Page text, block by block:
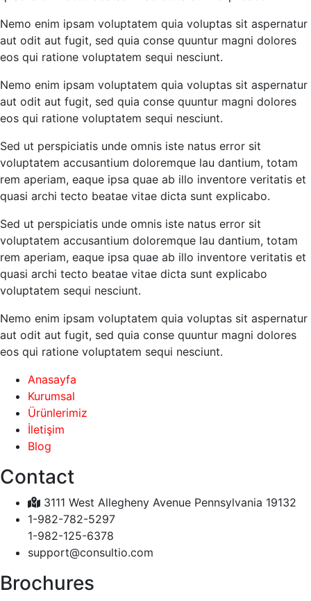
Nemo enim ipsam voluptatem quia voluptas sit aspernatur
aut odit aut fugit, sed quia conse quuntur magni dolores
eos qui ratione voluptatem sequi nesciunt.
Nemo enim ipsam voluptatem quia voluptas sit aspernatur
aut odit aut fugit, sed quia conse quuntur magni dolores
eos qui ratione voluptatem sequi nesciunt.
Sed ut perspiciatis unde omnis iste natus error sit
voluptatem accusantium doloremque lau dantium, totam
rem aperiam, eaque ipsa quae ab illo inventore veritatis et
quasi archi tecto beatae vitae dicta sunt explicabo.
Sed ut perspiciatis unde omnis iste natus error sit
voluptatem accusantium doloremque lau dantium, totam
rem aperiam, eaque ipsa quae ab illo inventore veritatis et
quasi archi tecto beatae vitae dicta sunt explicabo
voluptatem sequi nesciunt.
Nemo enim ipsam voluptatem quia voluptas sit aspernatur
aut odit aut fugit, sed quia conse quuntur magni dolores
eos qui ratione voluptatem sequi nesciunt.
Anasayfa
Kurumsal
Ürünlerimiz
İletişim
Blog
Contact
3111 West Allegheny Avenue Pennsylvania 19132
1-982-782-5297
1-982-125-6378
support@consultio.com
Brochures